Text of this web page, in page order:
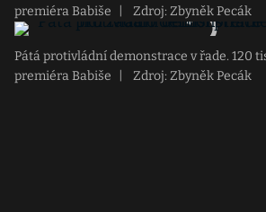
premiéra Babiše
Zdroj: Zbyněk Pecák
Pátá protivládní demonstrace v řade. 120
premiéra Babiše
Zdroj: Zbyněk Pecák